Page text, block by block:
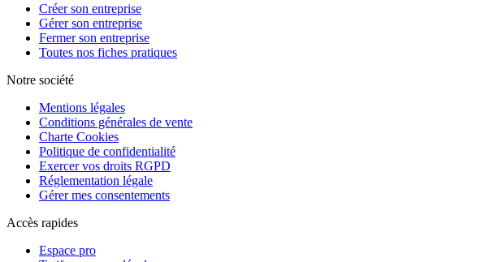
Créer son entreprise
Gérer son entreprise
Fermer son entreprise
Toutes nos fiches pratiques
Notre société
Mentions légales
Conditions générales de vente
Charte Cookies
Politique de confidentialité
Exercer vos droits RGPD
Réglementation légale
Gérer mes consentements
Accès rapides
Espace pro